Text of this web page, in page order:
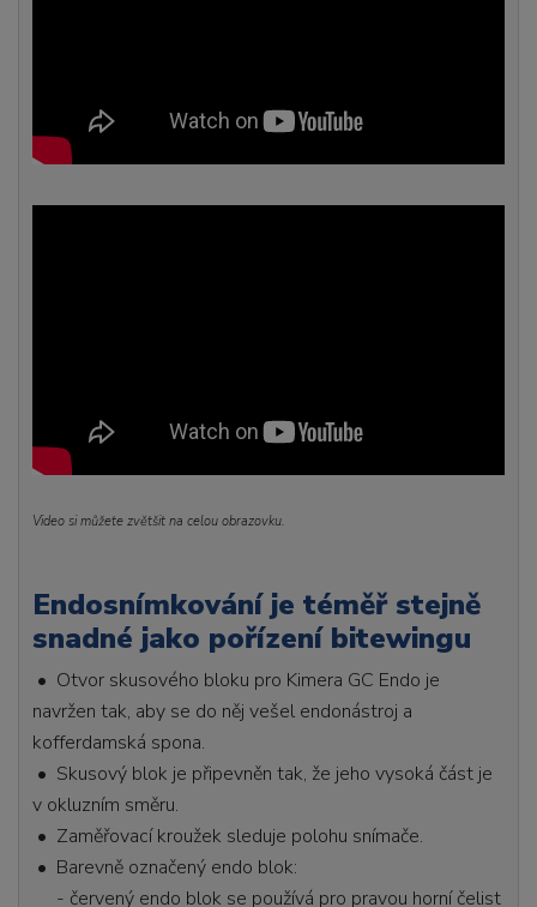
Video si můžete zvětšit na celou obrazovku.
Endosnímkování je téměř stejně
snadné jako pořízení bitewingu
• Otvor skusového bloku pro Kimera GC Endo je
navržen tak, aby se do něj vešel endonástroj a
kofferdamská spona.
• Skusový blok je připevněn tak, že jeho vysoká část je
v okluzním směru.
• Zaměřovací kroužek sleduje polohu snímače.
• Barevně označený endo blok:
- červený endo blok se používá pro pravou horní čelist